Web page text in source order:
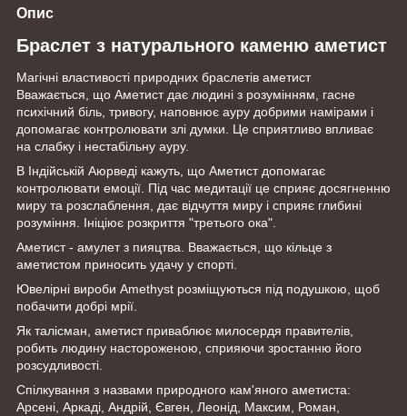
Опис
Браслет з натурального каменю аметист
Магічні властивості природних браслетів аметист
Вважається, що Аметист дає людині з розумінням, гасне
психічний біль, тривогу, наповнює ауру добрими намірами і
допомагає контролювати злі думки. Це сприятливо впливає
на слабку і нестабільну ауру.
В Індійській Аюрведі кажуть, що Аметист допомагає
контролювати емоції. Під час медитації це сприяє досягненню
миру та розслаблення, дає відчуття миру і сприяє глибині
розуміння. Ініціює розкриття "третього ока".
Аметист - амулет з пияцтва. Вважається, що кільце з
аметистом приносить удачу у спорті.
Ювелірні вироби Amethyst розміщуються під подушкою, щоб
побачити добрі мрії.
Як талісман, аметист приваблює милосердя правителів,
робить людину настороженою, сприяючи зростанню його
розсудливості.
Спілкування з назвами природного кам'яного аметиста:
Арсені, Аркаді, Андрій, Євген, Леонід, Максим, Роман,